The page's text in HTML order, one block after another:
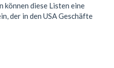
können diese Listen eine
der in den USA Geschäfte